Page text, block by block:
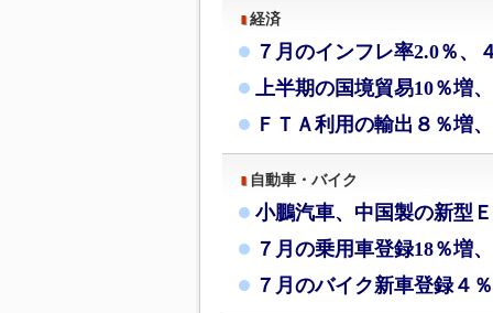
経済
７月のインフレ率2.0％、
上半期の国境貿易10％増
ＦＴＡ利用の輸出８％増
自動車・バイク
小鵬汽車、中国製の新型
７月の乗用車登録18％増
７月のバイク新車登録４